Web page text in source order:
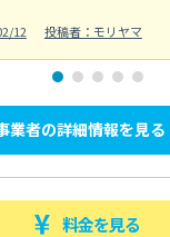
12
投稿者：モリヤマ
業者の詳細情報を見る
料金を見る